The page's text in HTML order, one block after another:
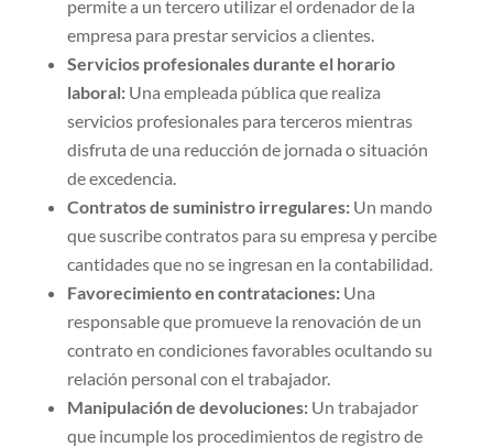
permite a un tercero utilizar el ordenador de la
empresa para prestar servicios a clientes.
Servicios profesionales durante el horario
laboral:Una empleada pública que realiza
servicios profesionales para terceros mientras
disfruta de una reducción de jornada o situación
de excedencia.
Contratos de suministro irregulares:Un mando
que suscribe contratos para su empresa y percibe
cantidades que no se ingresan en la contabilidad.
Favorecimiento en contrataciones:Una
responsable que promueve la renovación de un
contrato en condiciones favorables ocultando su
relación personal con el trabajador.
Manipulación de devoluciones:Un trabajador
que incumple los procedimientos de registro de